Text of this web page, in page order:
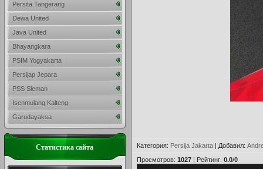
Категория: Persija Jakarta | Добавил:
Просмотров: 1027 | Рейтинг: 0.0/0
Persita Tangerang
Dewa United
Java United
Bhayangkara
PSIM Yogyakarta
Persijap Jepara
PSS Sleman
Isenmulang Kalteng
Garudayaksa
Статистика сайта